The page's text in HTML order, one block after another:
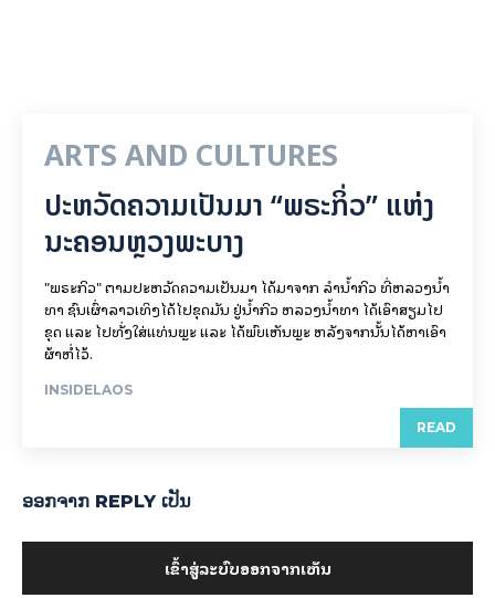
ARTS AND CULTURES
ປະຫວັດຄວາມເປັນມາ “ພຣະກິ່ວ” ແຫ່ງ
ນະຄອນຫຼວງພະບາງ
"ພຣະກິວ" ຕາມປະຫວັດຄວາມເປັນມາ ໄດ້ມາຈາກ ລຳນ້ຳກິວ ທີ່ຫລວງນ້ຳ
ທາ ຊົນເຜົ່າລາວເທິງໄດ້ໄປຂຸດມັນ ຢູ່ນ້ຳກິວ ຫລວງນ້ຳທາ ໄດ້ເອົາສຽມໄປ
ຂຸດ ແລະ ໄປທັ່ງໃສ່ແທ່ນພຼະ ແລະ ໄດ້ພົບເຫັນພຼະ ຫລັງຈາກນັ້ນໄດ້ຫາເອົາ
ຜ້າຫໍ່ໄວ້.
INSIDELAOS
READ
ອອກ​ຈາກ REPLY ເປັນ
ເຂົ້າ​ສູ່​ລະ​ບົບ​ອອກ​ຈາກ​ເຫັນ